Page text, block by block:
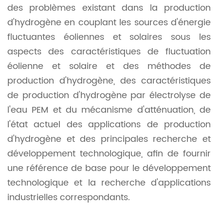
des problèmes existant dans la production
d'hydrogène en couplant les sources d'énergie
fluctuantes éoliennes et solaires sous les
aspects des caractéristiques de fluctuation
éolienne et solaire et des méthodes de
production d'hydrogène, des caractéristiques
de production d'hydrogène par électrolyse de
l'eau PEM et du mécanisme d'atténuation, de
l'état actuel des applications de production
d'hydrogène et des principales recherche et
développement technologique, afin de fournir
une référence de base pour le développement
technologique et la recherche d'applications
industrielles correspondants.